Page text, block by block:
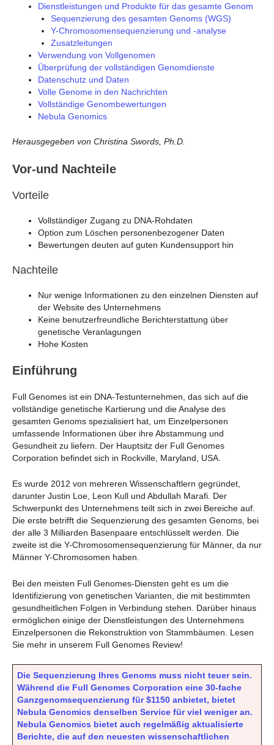
Dienstleistungen und Produkte für das gesamte Genom
Sequenzierung des gesamten Genoms (WGS)
Y-Chromosomensequenzierung und -analyse
Zusatzleitungen
Verwendung von Vollgenomen
Überprüfung der vollständigen Genomdienste
Datenschutz und Daten
Volle Genome in den Nachrichten
Vollständige Genombewertungen
Nebula Genomics
Herausgegeben von Christina Swords, Ph.D.
Vor-und Nachteile
Vorteile
Vollständiger Zugang zu DNA-Rohdaten
Option zum Löschen personenbezogener Daten
Bewertungen deuten auf guten Kundensupport hin
Nachteile
Nur wenige Informationen zu den einzelnen Diensten auf
der Website des Unternehmens
Keine benutzerfreundliche Berichterstattung über
genetische Veranlagungen
Hohe Kosten
Einführung
Full Genomes ist ein DNA-Testunternehmen, das sich auf die
vollständige genetische Kartierung und die Analyse des
gesamten Genoms spezialisiert hat, um Einzelpersonen
umfassende Informationen über ihre Abstammung und
Gesundheit zu liefern. Der Hauptsitz der Full Genomes
Corporation befindet sich in Rockville, Maryland, USA.
Es wurde 2012 von mehreren Wissenschaftlern gegründet,
darunter Justin Loe, Leon Kull und Abdullah Marafi. Der
Schwerpunkt des Unternehmens teilt sich in zwei Bereiche auf.
Die erste betrifft die Sequenzierung des gesamten Genoms, bei
der alle 3 Milliarden Basenpaare entschlüsselt werden. Die
zweite ist die Y-Chromosomensequenzierung für Männer, da nur
Männer Y-Chromosomen haben.
Bei den meisten Full Genomes-Diensten geht es um die
Identifizierung von genetischen Varianten, die mit bestimmten
gesundheitlichen Folgen in Verbindung stehen. Darüber hinaus
ermöglichen einige der Dienstleistungen des Unternehmens
Einzelpersonen die Rekonstruktion von Stammbäumen. Lesen
Sie mehr in unserem Full Genomes Review!
Die Sequenzierung Ihres Genoms muss nicht teuer sein.
Während die Full Genomes Corporation eine 30-fache
Ganzgenomsequenzierung für $1150 anbietet, bietet
Nebula Genomics denselben Service für viel weniger an.
Nebula Genomics bietet auch regelmäßig aktualisierte
Berichte, die auf den neuesten wissenschaftlichen